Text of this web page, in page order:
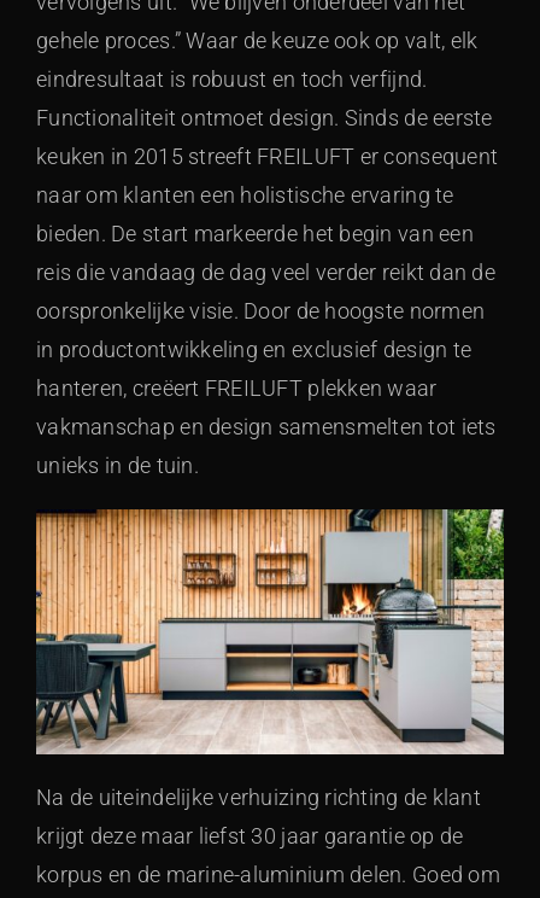
gehele proces.” Waar de keuze ook op valt, elk
eindresultaat is robuust en toch verfijnd.
Functionaliteit ontmoet design. Sinds de eerste
keuken in 2015 streeft FREILUFT er consequent
naar om klanten een holistische ervaring te
bieden. De start markeerde het begin van een
reis die vandaag de dag veel verder reikt dan de
oorspronkelijke visie. Door de hoogste normen
in productontwikkeling en exclusief design te
hanteren, creëert FREILUFT plekken waar
vakmanschap en design samensmelten tot iets
unieks in de tuin.
Na de uiteindelijke verhuizing richting de klant
krijgt deze maar liefst 30 jaar garantie op de
korpus en de marine-aluminium delen. Goed om